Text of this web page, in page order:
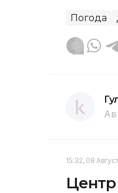
Погода
15:32, 08
Центр